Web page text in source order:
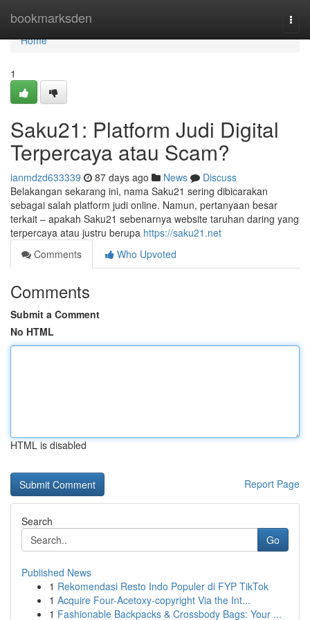
bookmarksden
Home
Home
1
Saku21: Platform Judi Digital
Terpercaya atau Scam?
ianmdzd633339 87 days ago News
Discuss
Belakangan sekarang ini, nama Saku21 sering dibicarakan
sebagai salah platform judi online. Namun, pertanyaan besar
terkait – apakah Saku21 sebenarnya website taruhan daring yang
terpercaya atau justru berupa https://saku21.net
Comments
Who Upvoted
Comments
Submit a Comment
No HTML
HTML is disabled
Report Page
Search
Go
Published News
1 Rekomendasi Resto Indo Populer di FYP TikTok
1 Acquire Four-Acetoxy-copyright Via the Int...
1 Fashionable Backpacks & Crossbody Bags: Your ...